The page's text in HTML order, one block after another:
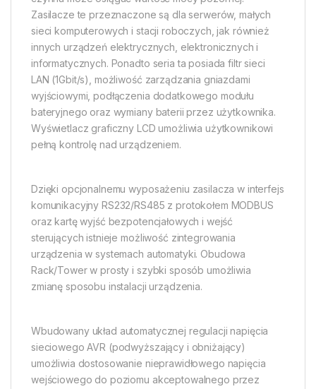
Zasilacze te przeznaczone są dla serwerów, małych
sieci komputerowych i stacji roboczych, jak również
innych urządzeń elektrycznych, elektronicznych i
informatycznych. Ponadto seria ta posiada filtr sieci
LAN (1Gbit/s), możliwość zarządzania gniazdami
wyjściowymi, podłączenia dodatkowego modułu
bateryjnego oraz wymiany baterii przez użytkownika.
Wyświetlacz graficzny LCD umożliwia użytkownikowi
pełną kontrolę nad urządzeniem.
Dzięki opcjonalnemu wyposażeniu zasilacza w interfejs
komunikacyjny RS232/RS485 z protokołem MODBUS
oraz kartę wyjść bezpotencjałowych i wejść
sterujących istnieje możliwość zintegrowania
urządzenia w systemach automatyki. Obudowa
Rack/Tower w prosty i szybki sposób umożliwia
zmianę sposobu instalacji urządzenia.
Wbudowany układ automatycznej regulacji napięcia
sieciowego AVR (podwyższający i obniżający)
umożliwia dostosowanie nieprawidłowego napięcia
wejściowego do poziomu akceptowalnego przez